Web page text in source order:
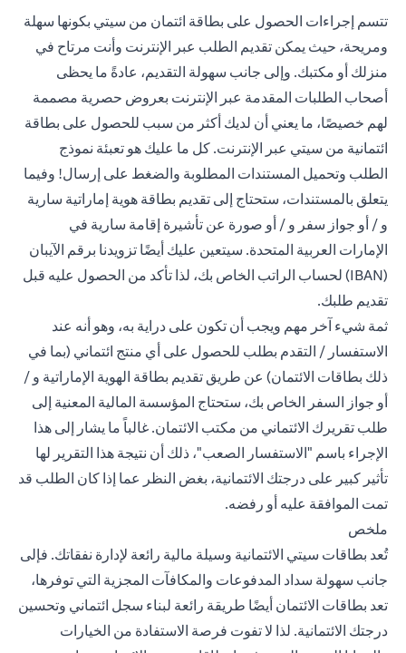
تتسم إجراءات الحصول على بطاقة ائتمان من سيتي بكونها سهلة
ومريحة، حيث يمكن تقديم الطلب عبر الإنترنت وأنت مرتاح في
منزلك أو مكتبك. وإلى جانب سهولة التقديم، عادةً ما يحظى
أصحاب الطلبات المقدمة عبر الإنترنت بعروض حصرية مصممة
لهم خصيصًا، ما يعني أن لديك أكثر من سبب للحصول على بطاقة
ائتمانية من سيتي عبر الإنترنت. كل ما عليك هو تعبئة نموذج
الطلب وتحميل المستندات المطلوبة والضغط على إرسال! وفيما
يتعلق بالمستندات، ستحتاج إلى تقديم بطاقة هوية إماراتية سارية
و / أو جواز سفر و / أو صورة عن تأشيرة إقامة سارية في
الإمارات العربية المتحدة. سيتعين عليك أيضًا تزويدنا برقم الآيبان
(IBAN) لحساب الراتب الخاص بك، لذا تأكد من الحصول عليه قبل
تقديم طلبك.
ثمة شيء آخر مهم ويجب أن تكون على دراية به، وهو أنه عند
الاستفسار / التقدم بطلب للحصول على أي منتج ائتماني (بما في
ذلك بطاقات الائتمان) عن طريق تقديم بطاقة الهوية الإماراتية و /
أو جواز السفر الخاص بك، ستحتاج المؤسسة المالية المعنية إلى
طلب تقريرك الائتماني من مكتب الائتمان. غالباً ما يشار إلى هذا
الإجراء باسم "الاستفسار الصعب"، ذلك أن نتيجة هذا التقرير لها
تأثير كبير على درجتك الائتمانية، بغض النظر عما إذا كان الطلب قد
تمت الموافقة عليه أو رفضه.
ملخص
تُعد بطاقات سيتي الائتمانية وسيلة مالية رائعة لإدارة نفقاتك. فإلى
جانب سهولة سداد المدفوعات والمكافآت المجزية التي توفرها،
تعد بطاقات الائتمان أيضًا طريقة رائعة لبناء سجل ائتماني وتحسين
درجتك الائتمانية. لذا لا تفوت فرصة الاستفادة من الخيارات